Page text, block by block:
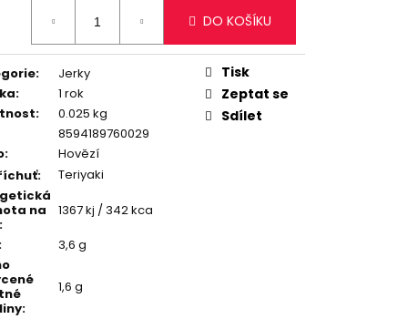
DO KOŠÍKU
:
Jerky
:
1 rok
:
0.025 kg
8594189760029
: Hovězí
:
Teriyaki
na
:
1367 kj / 342 kca
:
3,6 g
:
1,6 g
Tisk
Zeptat se
Sdílet